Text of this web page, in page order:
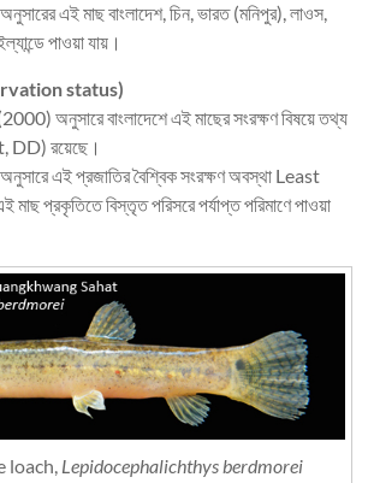
এই মাছ বাংলাদেশ, চিন, ভারত (মনিপুর), লাওস,
পাওয়া যায়।
status)
অনুসারে বাংলাদেশে এই মাছের সংরক্ষণ বিষয়ে তথ্য
DD) রয়েছে।
এই প্রজাতির বৈশ্বিক সংরক্ষণ অবস্থা Least
প্রকৃতিতে বিস্তৃত পরিসরে পর্যাপ্ত পরিমাণে পাওয়া
loach, Lepidocephalichthys berdmorei